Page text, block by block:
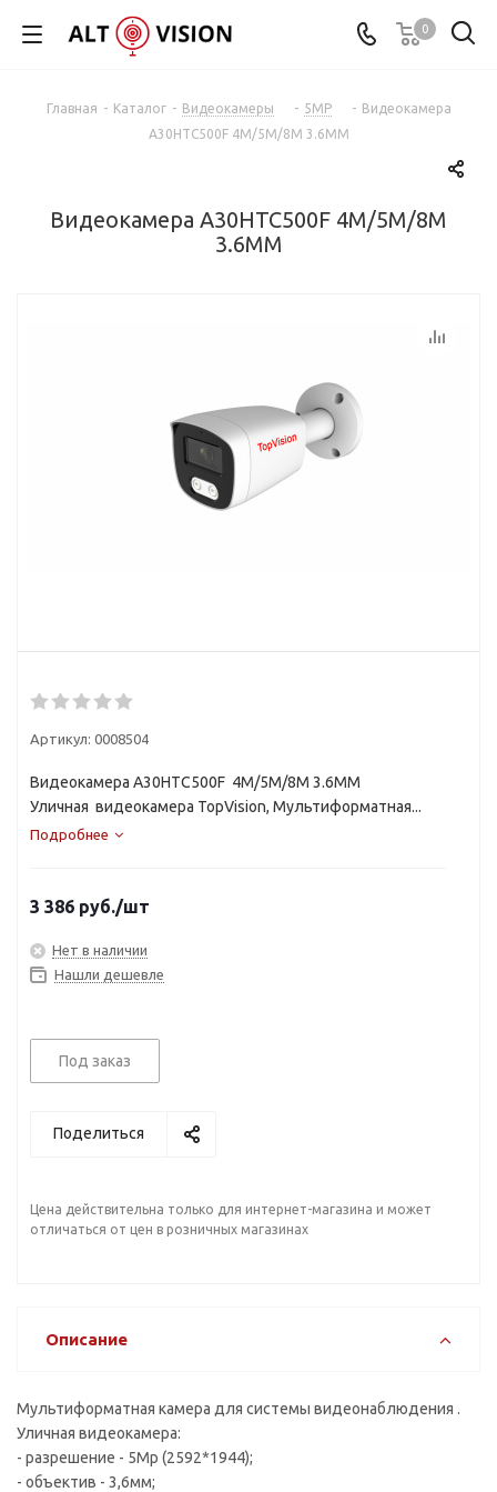
0
Главная - Каталог - Видеокамеры - 5MP - Видеокамера
A30HTC500F 4M/5M/8M 3.6MM
Видеокамера A30HTC500F 4M/5M/8M
3.6MM
Артикул: 0008504
Видеокамера A30HTC500F 4M/5M/8M 3.6MM
Уличная видеокамера TopVision, Мультиформатная...
Подробнее
3 386 руб./шт
Нет в наличии
Нашли дешевле
Под заказ
Поделиться
Цена действительна только для интернет-магазина и может
отличаться от цен в розничных магазинах
Описание
Мультиформатная камера для системы видеонаблюдения .
Уличная видеокамера:
- разрешение - 5Mp (2592*1944);
- объектив - 3,6мм;